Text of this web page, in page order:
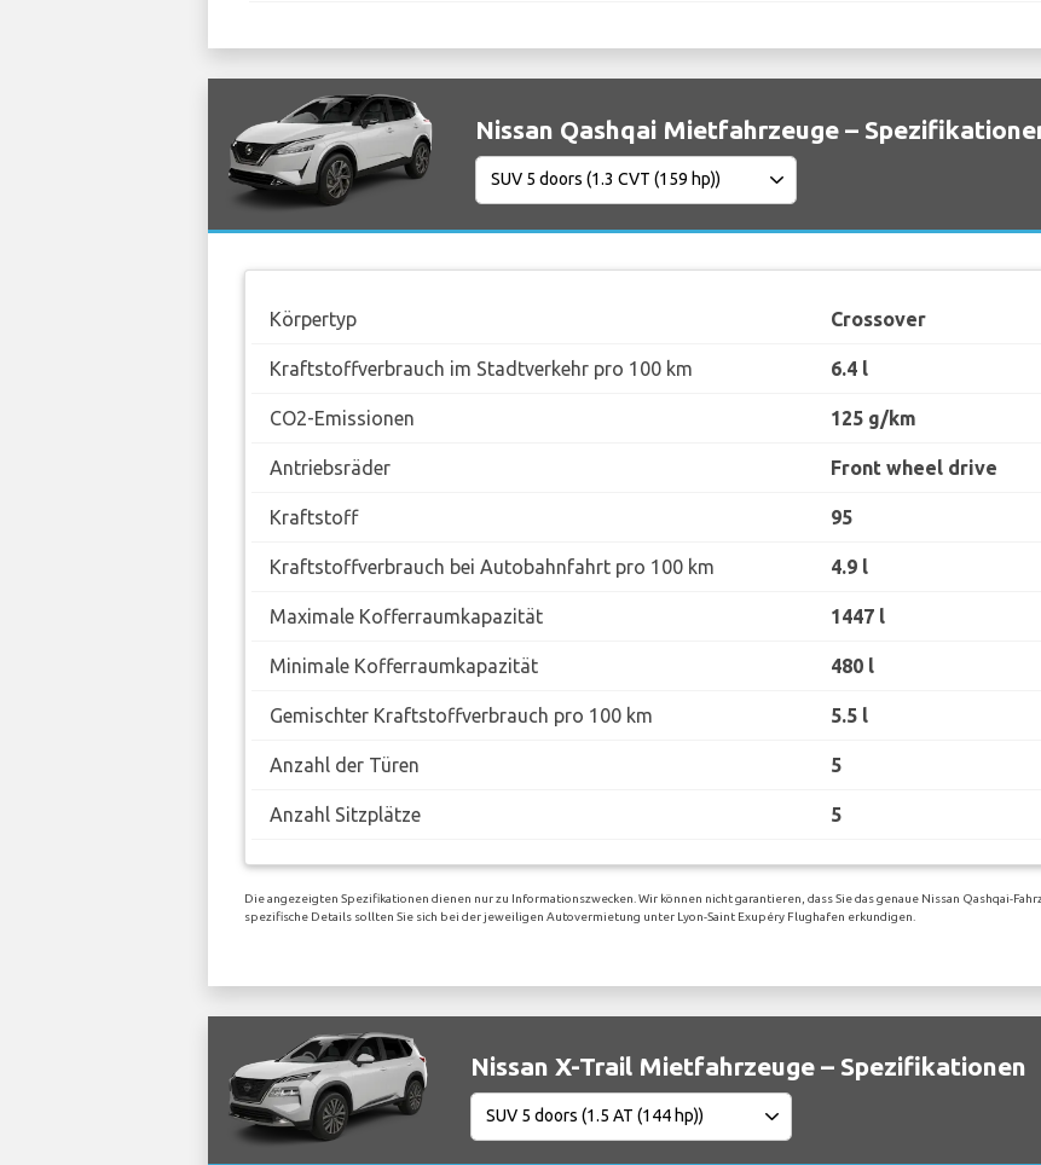
Nissan Qashqai Mietfahrzeuge –
Körpertyp Crossover
Kraftstoffverbrauch im Stadtverkehr pro 100 km 6.4 l
CO2-Emissionen 125 g/km
Antriebsräder Front wheel drive
Kraftstoff 95
Kraftstoffverbrauch bei Autobahnfahrt pro 100 km 4.9 l
Maximale Kofferraumkapazität 1447 l
Minimale Kofferraumkapazität 480 l
Gemischter Kraftstoffverbrauch pro 100 km 5.5 l
Anzahl der Türen 5
Anzahl Sitzplätze 5
Die angezeigten Spezifikationen dienen nur zu Informationszwecken. Wir können nicht garantieren, dass Sie das genaue Nissan Qashqai-
spezifische Details sollten Sie sich bei der jeweiligen Autovermietung unter Lyon-Saint Exupéry Flughafen erkundigen.
Nissan X-Trail Mietfahrzeuge – Spezifikationen